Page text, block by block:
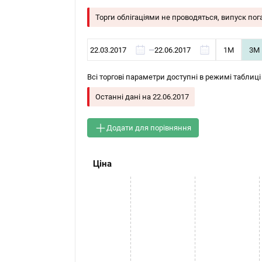
Торги облігаціями не проводяться, випуск
— 1М 3М
Всі торгові параметри доступні в режимі таблиці
Останні дані на22.06.2017
Додати для порівняння
Ціна